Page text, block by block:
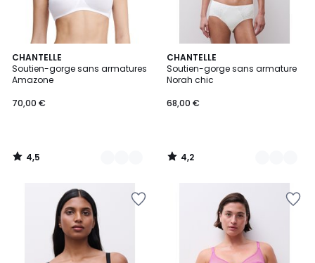
CHANTELLE
Soutien-gorge sans armatures
Amazone
70,00 €
4,5
/ 5
3
Couleurs
4,5
/
CHANTELLE
Soutien-gorge sans armature
Norah chic
68,00 €
4,2
/ 5
2
Couleurs
4,2
/